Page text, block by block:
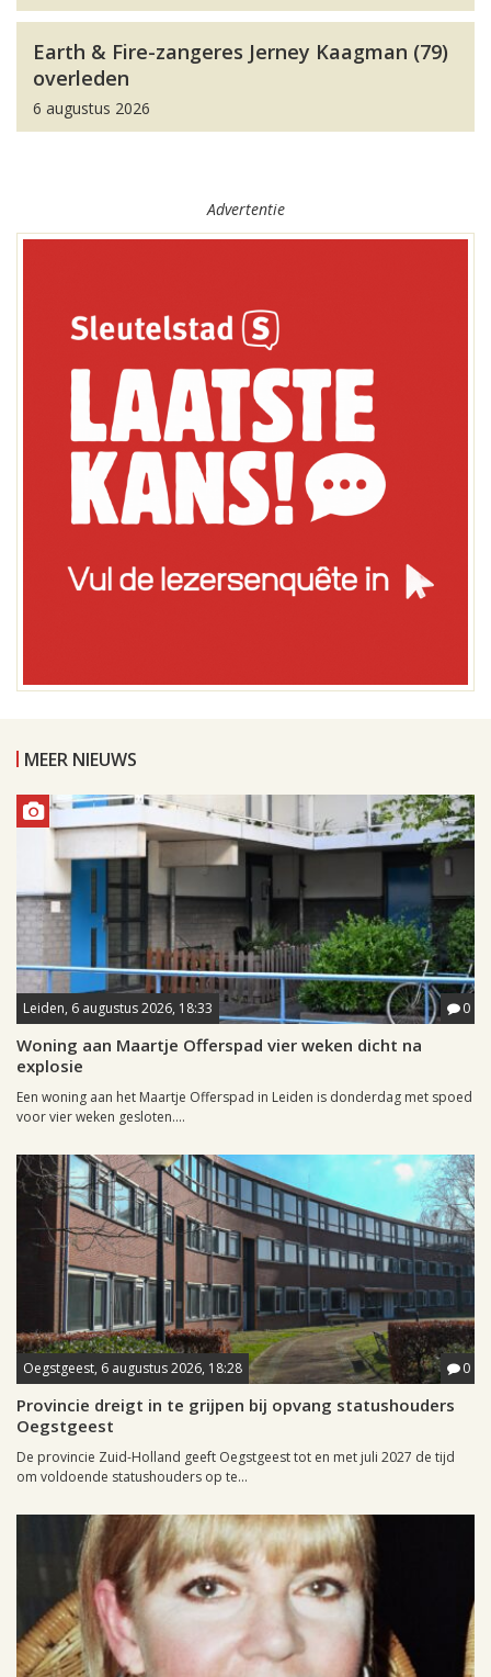
Earth & Fire-zangeres Jerney Kaagman (79)
overleden
6 augustus 2026
Advertentie
MEER NIEUWS
Leiden, 6 augustus 2026, 18:33 0
Woning aan Maartje Offerspad vier weken dicht na
explosie
Een woning aan het Maartje Offerspad in Leiden is donderdag met spoed
voor vier weken gesloten....
Oegstgeest, 6 augustus 2026, 18:28 0
Provincie dreigt in te grijpen bij opvang statushouders
Oegstgeest
De provincie Zuid-Holland geeft Oegstgeest tot en met juli 2027 de tijd
om voldoende statushouders op te...